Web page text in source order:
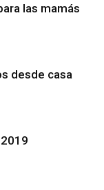
las mamás
desde casa